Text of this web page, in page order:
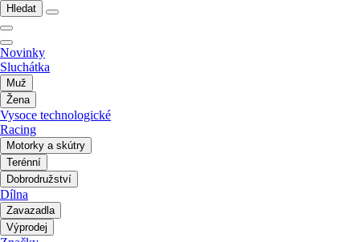
Hledat
Novinky
Sluchátka
Muž
Žena
Vysoce technologické
Racing
Motorky a skútry
Terénní
Dobrodružství
Dílna
Zavazadla
Výprodej